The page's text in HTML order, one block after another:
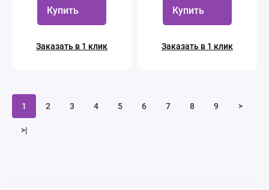
Купить
Заказать в 1 клик
Купить
Заказать в 1 клик
1 2 3 4 5 6 7 8 9 >
>|